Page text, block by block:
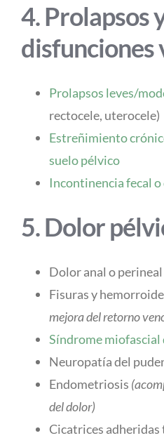
4. Prolapsos
disfunciones
Prolapsos leves/
rectocele, uterocele)
Estreñimiento
suelo pélvico
Incontinencia fecal o
5. Dolor
Dolor anal o
Fisuras y
mejora del retorno
Síndrome miofascial
Neuropatía del
Endometriosis
del dolor)
Cicatrices adheridas